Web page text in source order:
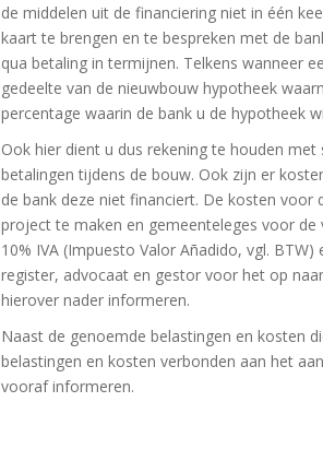
de middelen uit de financiering niet in één
kaart te brengen en te bespreken met de
qua betaling in termijnen. Telkens wanneer
gedeelte van de nieuwbouw hypotheek
percentage waarin de bank u de hypotheek
Ook hier dient u dus rekening te houden
betalingen tijdens de bouw. Ook zijn er
de bank deze niet financiert. De kosten voor
project te maken en gemeenteleges voor
10% IVA (Impuesto Valor Añadido, vgl.
register, advocaat en gestor voor het op
hierover nader informeren.
Naast de genoemde belastingen en kosten
belastingen en kosten verbonden aan het
vooraf informeren.